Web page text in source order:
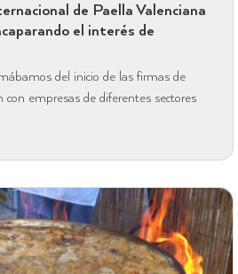
de Paella Valenciana
el interés de
del inicio de las firmas de
con empresas de diferentes sectores